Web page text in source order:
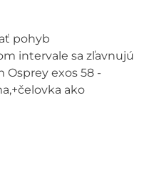
pohyb
intervale sa zľavnujú
Osprey exos 58 -
ako